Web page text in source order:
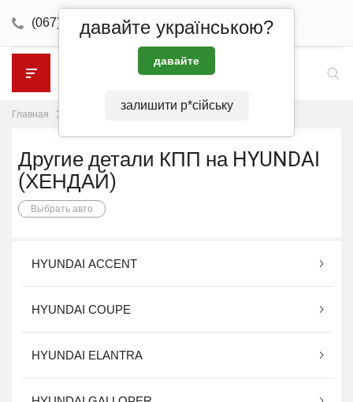
давайте українською?
давайте
залишити р*сійську
(067) 260-40-68 Подбор по VIN
Главная Другие детали КПП
Другие детали КПП на HYUNDAI
(ХЕНДАЙ)
Выбрать авто
HYUNDAI ACCENT
HYUNDAI COUPE
HYUNDAI ELANTRA